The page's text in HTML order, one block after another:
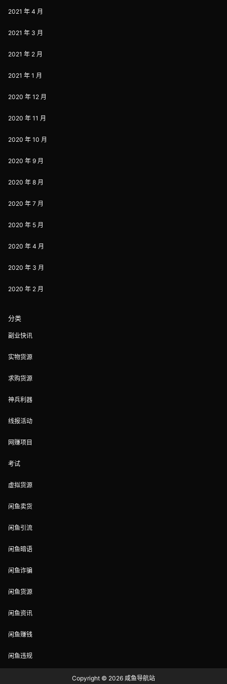
2021 年 4 月
2021 年 3 月
2021 年 2 月
2021 年 1 月
2020 年 12 月
2020 年 11 月
2020 年 10 月
2020 年 9 月
2020 年 8 月
2020 年 7 月
2020 年 5 月
2020 年 4 月
2020 年 3 月
2020 年 2 月
分类
副业快讯
实物货源
求购货源
神兵利器
线报活动
网赚项目
考试
虚拟货源
闲鱼卖货
闲鱼引流
闲鱼暗语
闲鱼诈骗
闲鱼货源
闲鱼资讯
闲鱼赚钱
闲鱼违规
Copyright © 2026 咸鱼导航站